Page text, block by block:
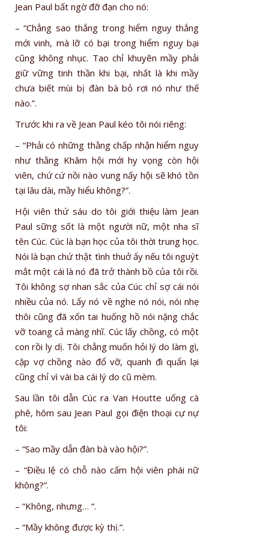
Jean Paul bất ngờ đỡ đạn cho nó:
– “Chẳng sao thắng trong hiểm nguy thắng
mới vinh, mà lỡ có bại trong hiểm nguy bại
cũng không nhục. Tao chỉ khuyên mầy phải
giữ vững tinh thần khi bại, nhất là khi mầy
chưa biết mùi bị đàn bà bỏ rơi nó như thế
nào.”.
Trước khi ra về Jean Paul kéo tôi nói riêng:
– “Phải có những thằng chấp nhận hiểm nguy
như thằng Khâm hội mới hy vọng còn hội
viên, chứ cứ nồi nào vung nấy hội sẽ khó tồn
tại lâu dài, mầy hiểu không?”.
Hội viên thứ sáu do tôi giới thiệu làm Jean
Paul sững sốt là một người nữ, một nha sĩ
tên Cúc. Cúc là bạn học của tôi thời trung học.
Nói là bạn chứ thật tình thuở ấy nếu tôi nguýt
mắt một cái là nó đã trở thành bồ của tôi rồi.
Tôi không sợ nhan sắc của Cúc chỉ sợ cái nói
nhiều của nó. Lấy nó về nghe nó nói, nói nhẹ
thôi cũng đã xốn tai huống hồ nói nặng chắc
vỡ toang cả màng nhĩ. Cúc lấy chồng, có một
con rồi ly dị. Tôi chẳng muốn hỏi lý do làm gì,
cặp vợ chồng nào đổ vỡ, quanh đi quẩn lại
cũng chỉ vì vài ba cái lý do cũ mèm.
Sau lần tôi dẫn Cúc ra Van Houtte uống cà
phê, hôm sau Jean Paul gọi điện thoại cự nự
tôi:
– “Sao mầy dẫn đàn bà vào hội?”.
– “Điều lệ có chỗ nào cấm hội viên phái nữ
không?”.
– “Không, nhưng… “.
– “Mầy không được kỳ thị.”.